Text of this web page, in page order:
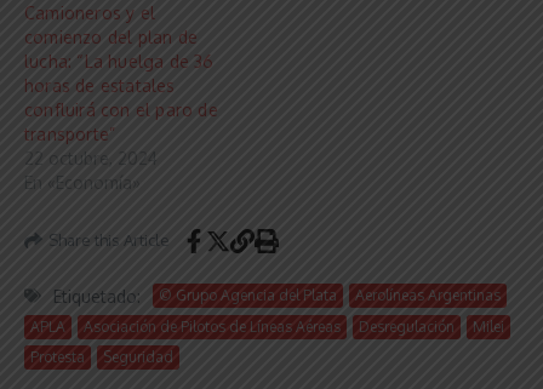
Camioneros y el
comienzo del plan de
lucha: “La huelga de 36
horas de estatales
confluirá con el paro de
transporte”
22 octubre, 2024
En «Economía»
Share this Article
Etiquetado: © Grupo Agencia del Plata
Aerolíneas Argentinas
APLA
Asociación de Pilotos de Líneas Aéreas Desregulación
Milei
Protesta
Seguridad